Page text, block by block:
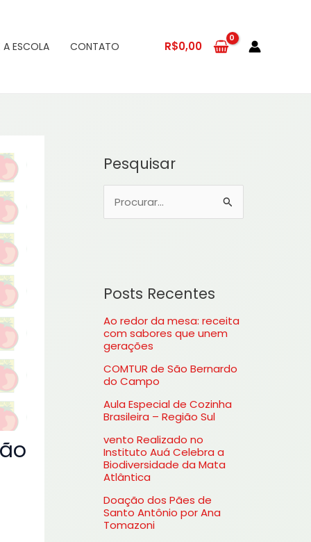
A ESCOLA CONTATO R$0,00
Pesquisar
u
s
a
r
o
:
Posts Recentes
Ao redor da mesa: receita
com sabores que unem
gerações
COMTUR de São Bernardo
do Campo
Aula Especial de Cozinha
Brasileira – Região Sul
vento Realizado no
Instituto Auá Celebra a
Biodiversidade da Mata
Atlântica
Doação dos Pães de
Santo Antônio por Ana
Tomazoni